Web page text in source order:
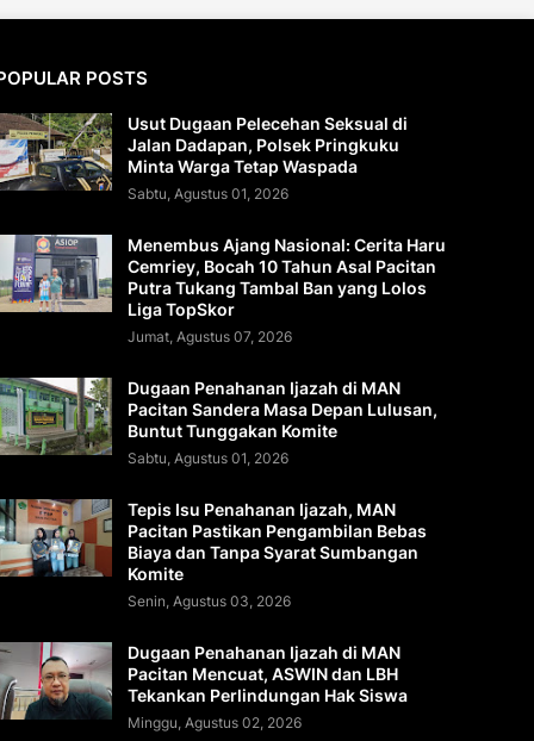
POSTS
Usut Dugaan Pelecehan Seksual di
Jalan Dadapan, Polsek Pringkuku
Minta Warga Tetap Waspada
Sabtu, Agustus 01, 2026
Menembus Ajang Nasional: Cerita Haru
Cemriey, Bocah 10 Tahun Asal Pacitan
Putra Tukang Tambal Ban yang Lolos
Liga TopSkor
Jumat, Agustus 07, 2026
Dugaan Penahanan Ijazah di MAN
Pacitan Sandera Masa Depan Lulusan,
Buntut Tunggakan Komite
Sabtu, Agustus 01, 2026
Tepis Isu Penahanan Ijazah, MAN
Pacitan Pastikan Pengambilan Bebas
Biaya dan Tanpa Syarat Sumbangan
Komite
Senin, Agustus 03, 2026
Dugaan Penahanan Ijazah di MAN
Pacitan Mencuat, ASWIN dan LBH
Tekankan Perlindungan Hak Siswa
Minggu, Agustus 02, 2026